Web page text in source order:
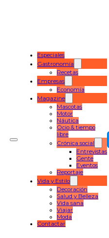
Especiales
Gastronomía
Recetas
Empresas
Economía
Magazine
Mascotas
Motor
Náutica
Ocio & tiempo
libre
Crónica social
Entrevistas
Gente
Eventos
Reportaje
Vida y Estilo
Decoración
Salud y Belleza
Vida sana
Viajar
Moda
Contactar